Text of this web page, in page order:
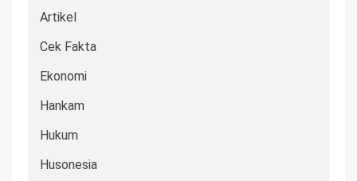
Artikel
Cek Fakta
Ekonomi
Hankam
Hukum
Husonesia